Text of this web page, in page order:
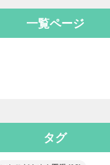
一覧ページ
タグ